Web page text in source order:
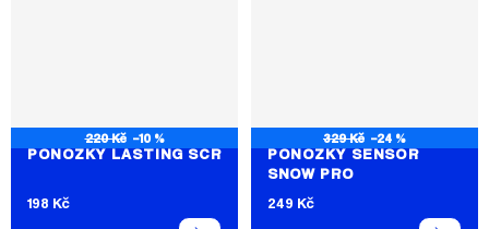
220 Kč –10 %
PONOŽKY LASTING SCR
198 Kč
329 Kč –24 %
PONOŽKY SENSOR
SNOW PRO
249 Kč